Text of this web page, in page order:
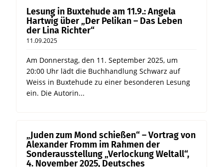
Lesung in Buxtehude am 11.9.: Angela
Hartwig über „Der Pelikan – Das Leben
der Lina Richter“
11.09.2025
Am Donnerstag, den 11. September 2025, um
20:00 Uhr lädt die Buchhandlung Schwarz auf
Weiss in Buxtehude zu einer besonderen Lesung
ein. Die Autorin...
„Juden zum Mond schießen“ – Vortrag von
Alexander Fromm im Rahmen der
Sonderausstellung „Verlockung Weltall“,
4. November 2025, Deutsches